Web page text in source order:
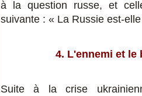
à la question russe, et
suivante : « La Russie est-
4. L'ennemi et
Suite à la crise